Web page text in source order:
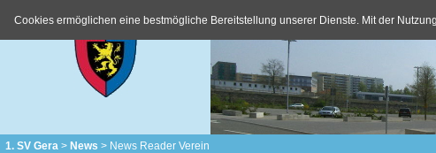
1. SV Gera News News Reader Verein
Cookies ermöglichen eine bestmögliche Bereitstellung unserer Dienste. Mit der